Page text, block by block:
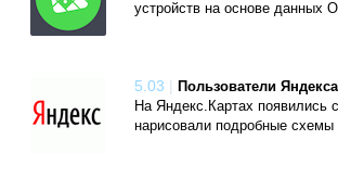
устройств на основе данных
5.03 | Пользователи
На Яндекс.Картах появились
нарисовали подробные схемы